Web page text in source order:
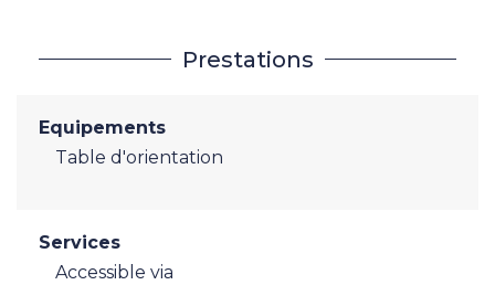
Prestations
Equipements
Table d'orientation
Services
Accessible via